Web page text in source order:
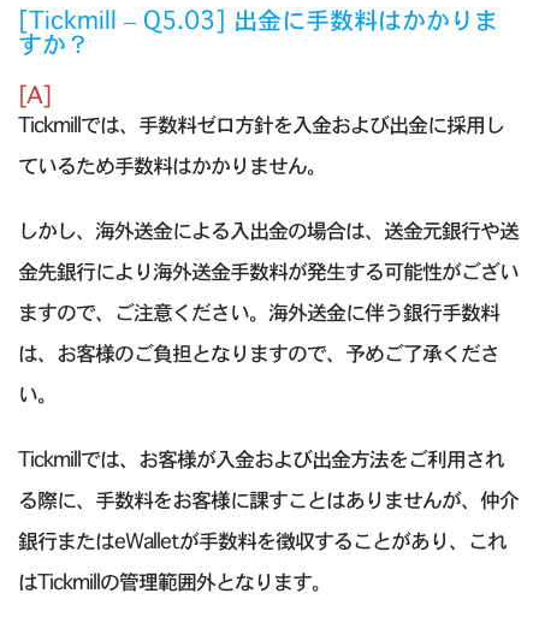
[Tickmill – Q5.03] 出金に手数料はかかりま
すか？
[A]
Tickmillでは、手数料ゼロ方針を入金および出金に採用し
ているため手数料はかかりません。
しかし、海外送金による入出金の場合は、送金元銀行や送
金先銀行により海外送金手数料が発生する可能性がござい
ますので、ご注意ください。海外送金に伴う銀行手数料
は、お客様のご負担となりますので、予めご了承くださ
い。
Tickmillでは、お客様が入金および出金方法をご利用され
る際に、手数料をお客様に課すことはありませんが、仲介
銀行またはeWalletが手数料を徴収することがあり、これ
はTickmillの管理範囲外となります。